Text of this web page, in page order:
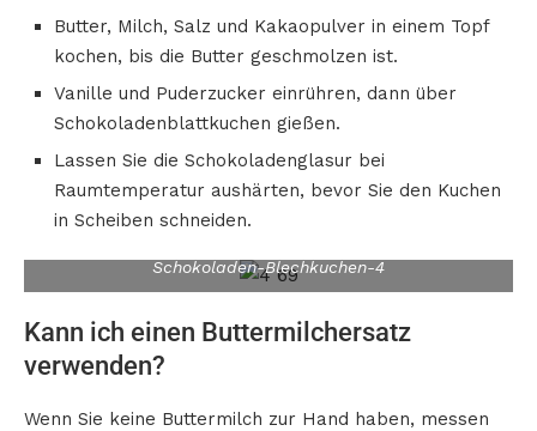
Butter, Milch, Salz und Kakaopulver in einem Topf
kochen, bis die Butter geschmolzen ist.
Vanille und Puderzucker einrühren, dann über
Schokoladenblattkuchen gießen.
Lassen Sie die Schokoladenglasur bei
Raumtemperatur aushärten, bevor Sie den Kuchen
in Scheiben schneiden.
Schokoladen-Blechkuchen-4
Kann ich einen Buttermilchersatz
verwenden?
Wenn Sie keine Buttermilch zur Hand haben, messen